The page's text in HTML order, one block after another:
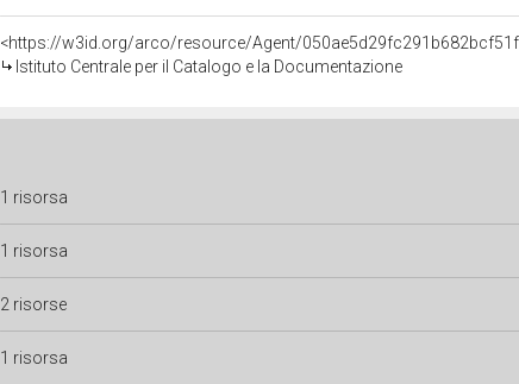
<https://w3id.org/arco/resource/Agent/
Istituto Centrale per il Catalogo e la Documentazione
1 risorsa
1 risorsa
2 risorse
1 risorsa